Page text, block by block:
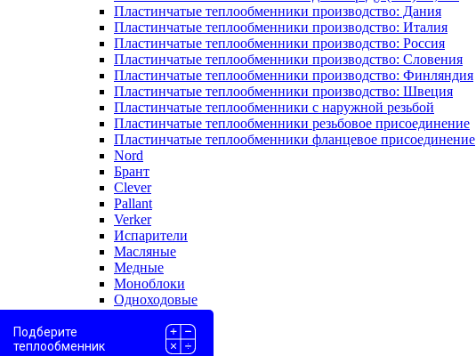
Пластинчатые теплообменники производство: Дания
Пластинчатые теплообменники производство: Италия
Пластинчатые теплообменники производство: Россия
Пластинчатые теплообменники производство: Словения
Пластинчатые теплообменники производство: Финляндия
Пластинчатые теплообменники производство: Швеция
Пластинчатые теплообменники с наружной резьбой
Пластинчатые теплообменники резьбовое присоединение
Пластинчатые теплообменники фланцевое присоединение
Nord
Брант
Clever
Pallant
Verker
Испарители
Масляные
Медные
Моноблоки
Одноходовые
Проточные
Скоростные
Подберите
теплообменник